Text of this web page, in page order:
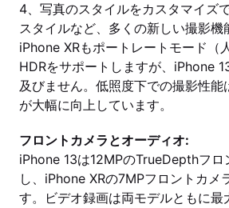
4、写真のスタイルをカスタマイズ
スタイルなど、多くの新しい撮影機
iPhone XRもポートレートモード（
HDRをサポートしますが、iPhone
及びません。低照度下での撮影性
が大幅に向上しています。
フロントカメラとオーディオ:
iPhone 13は12MPのTrueDepthフロ
し、iPhone XRの7MPフロントカメ
す。ビデオ録画は両モデルともに